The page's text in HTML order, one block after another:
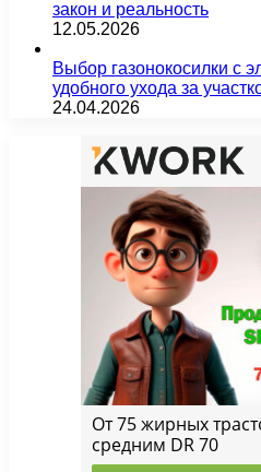
закон и реальность
12.05.2026
Выбор газонокосилки с
удобного ухода за
24.04.2026